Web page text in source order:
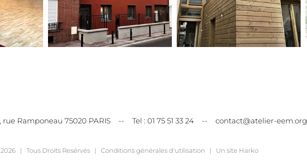
Ramponeau 75020 PARIS -- Tel : 01 75 51 33 24-- contact@atelier-eem.org
2026 | Tous Droits Resérvés | Conditions générales d'utilisation | Un site Harko